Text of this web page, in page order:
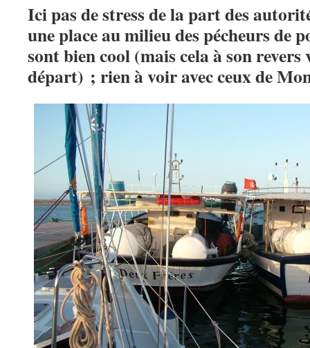
Ici pas de stress de la part des
une place au milieu des pécheurs de
sont bien cool (mais cela à son
départ) ; rien à voir avec ceux de